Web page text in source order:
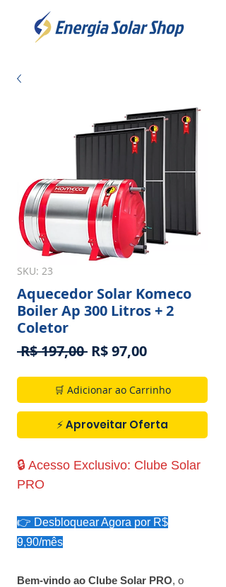
SKU: 23
Aquecedor Solar Komeco
Boiler Ap 300 Litros + 2
Coletor
R$ 197,00 Preço
R$ 97,00Preço
🛒 Adicionar ao Carrinho
⚡ Aproveitar Oferta
🔒 Acesso Exclusivo: Clube Solar
PRO
👉 Desbloquear Agora por R$
9,90/mês
Bem-vindo ao Clube Solar PRO, o